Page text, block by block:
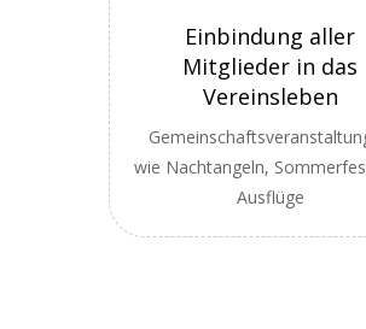
Einbindung aller
Mitglieder in das
Vereinsleben
wie Nachtangeln,
Ausflüge